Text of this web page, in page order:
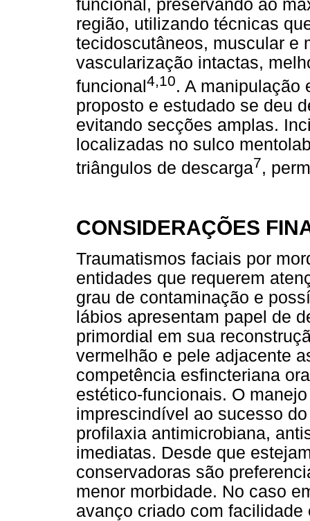
funcional, preservando ao
região, utilizando técnicas
tecidoscutâneos, muscular e
vascularização intactas,
funcional4,10. A manipulação
proposto e estudado se deu
evitando secções amplas.
localizadas no sulco
triângulos de descarga7,
CONSIDERAÇÕES
Traumatismos faciais por
entidades que requerem
grau de contaminação e
lábios apresentam papel de
primordial em sua
vermelhão e pele adjacente
competência esfincteriana
estético-funcionais. O
imprescindível ao sucesso
profilaxia antimicrobiana,
imediatas. Desde que
conservadoras são
menor morbidade. No caso
avanço criado com